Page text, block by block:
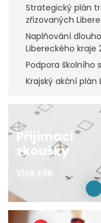
Strategický plán
zřizovaných
Naplňování
Libereckého kraje
Podpora školního
Krajský akční plán
Přijímací
zkoušky
Více zde